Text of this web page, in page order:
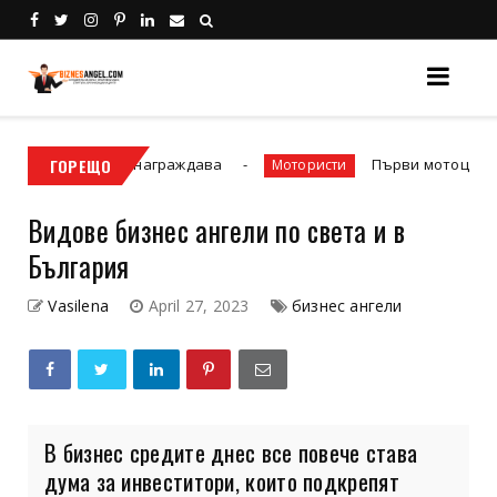
ГОРЕЩО
възнаграждава Мотористи Първи мотоциклет - какво
Видове бизнес ангели по света и в
България
Vasilena April 27, 2023 бизнес ангели
В бизнес средите днес все повече става
дума за инвеститори, които подкрепят